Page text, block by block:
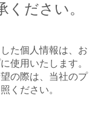
1 1
ださい。
た個人情報は、お
使用いたします。
の際は、当社のプ
ください。